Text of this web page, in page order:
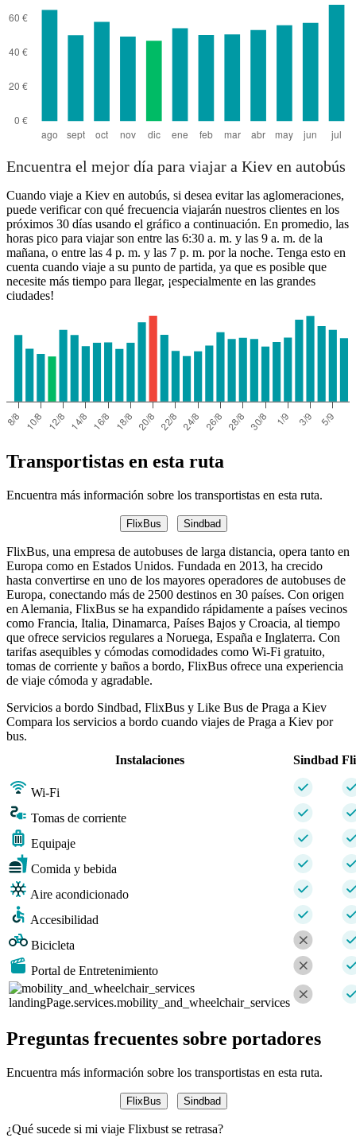
Encuentra el mejor día para viajar a Kiev en autobús
Cuando viaje a Kiev en autobús, si desea evitar las aglomeraciones,
puede verificar con qué frecuencia viajarán nuestros clientes en los
próximos 30 días usando el gráfico a continuación. En promedio, las
horas pico para viajar son entre las 6:30 a. m. y las 9 a. m. de la
mañana, o entre las 4 p. m. y las 7 p. m. por la noche. Tenga esto en
cuenta cuando viaje a su punto de partida, ya que es posible que
necesite más tiempo para llegar, ¡especialmente en las grandes
ciudades!
Transportistas en esta ruta
Encuentra más información sobre los transportistas en esta ruta.
FlixBus Sindbad
FlixBus, una empresa de autobuses de larga distancia, opera tanto en
Europa como en Estados Unidos. Fundada en 2013, ha crecido
hasta convertirse en uno de los mayores operadores de autobuses de
Europa, conectando más de 2500 destinos en 30 países. Con origen
en Alemania, FlixBus se ha expandido rápidamente a países vecinos
como Francia, Italia, Dinamarca, Países Bajos y Croacia, al tiempo
que ofrece servicios regulares a Noruega, España e Inglaterra. Con
tarifas asequibles y cómodas comodidades como Wi-Fi gratuito,
tomas de corriente y baños a bordo, FlixBus ofrece una experiencia
de viaje cómoda y agradable.
Servicios a bordo Sindbad, FlixBus y Like Bus de Praga a Kiev
Compara los servicios a bordo cuando viajes de Praga a Kiev por
bus.
Instalaciones
Sindbad
Wi-Fi
Tomas de corriente
Equipaje
Comida y bebida
Aire acondicionado
Accesibilidad
Bicicleta
Portal de Entretenimiento
landingPage.services.mobility_and_wheelchair_services
Preguntas frecuentes sobre portadores
Encuentra más información sobre los transportistas en esta ruta.
FlixBus Sindbad
¿Qué sucede si mi viaje Flixbust se retrasa?